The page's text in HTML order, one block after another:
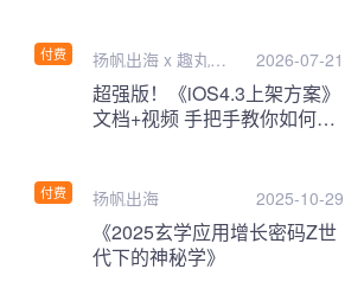
付费 扬帆出海 x 趣丸千 2026-07-21
付费
超强版！《iOS4.3上架方案》
文档+视频 手把手教你如何一
扬帆出海 2025-10-29
《2025玄学应用增长密码Z世
代下的神秘学》